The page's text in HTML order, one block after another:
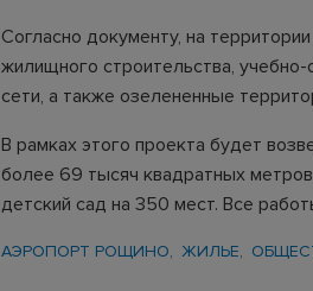
Согласно документу, на
жилищного строительства,
сети, а также озелененные
В рамках этого проекта будет
более 69 тысяч квадратных
детский сад на 350 мест. Все
АЭРОПОРТ РОЩИНО ЖИЛЬЕ